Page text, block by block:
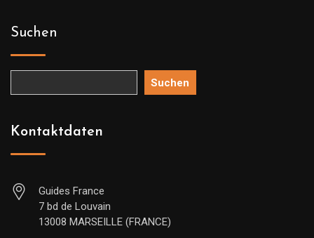
Suchen
Suchen
Kontaktdaten
Guides France
7 bd de Louvain
13008 MARSEILLE (FRANCE)